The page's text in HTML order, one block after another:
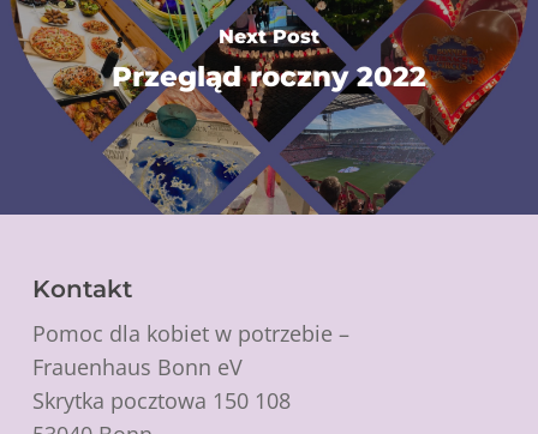
Next Post
Przegląd roczny 2022
Kontakt
Pomoc dla kobiet w potrzebie –
Frauenhaus Bonn eV
Skrytka pocztowa 150 108